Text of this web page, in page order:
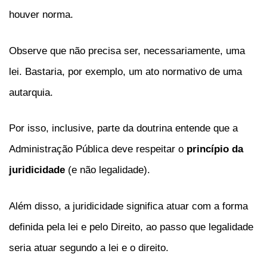
houver norma.
Observe que não precisa ser, necessariamente, uma
lei. Bastaria, por exemplo, um ato normativo de uma
autarquia.
Por isso, inclusive, parte da doutrina entende que a
Administração Pública deve respeitar o princípio da
juridicidade (e não legalidade).
Além disso, a juridicidade significa atuar com a forma
definida pela lei e pelo Direito, ao passo que legalidade
seria atuar segundo a lei e o direito.